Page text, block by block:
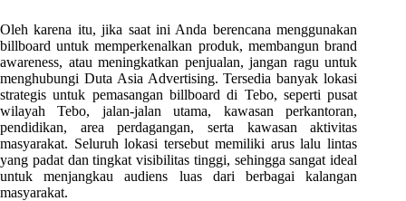
Oleh karena itu, jika saat ini Anda berencana menggunakan
billboard untuk memperkenalkan produk, membangun brand
awareness, atau meningkatkan penjualan, jangan ragu untuk
menghubungi Duta Asia Advertising. Tersedia banyak lokasi
strategis untuk pemasangan billboard di Tebo, seperti pusat
wilayah Tebo, jalan-jalan utama, kawasan perkantoran,
pendidikan, area perdagangan, serta kawasan aktivitas
masyarakat. Seluruh lokasi tersebut memiliki arus lalu lintas
yang padat dan tingkat visibilitas tinggi, sehingga sangat ideal
untuk menjangkau audiens luas dari berbagai kalangan
masyarakat.